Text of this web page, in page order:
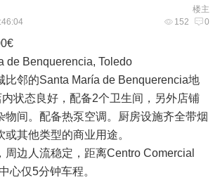
楼主
152 0
de Benquerencia, Toledo
比邻的Santa María de Benquerencia地
状态良好，配备2个卫生间，另外店铺
物间。配备热泵空调。厨房设施齐全带烟
其他类型的商业用途。
周边人流稳定，距离Centro Comercial
心仅5分钟车程。